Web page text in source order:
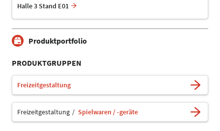
Halle 3 Stand E01
Produktportfolio
PRODUKTGRUPPEN
Freizeitgestaltung
Freizeitgestaltung Spielwaren / -geräte